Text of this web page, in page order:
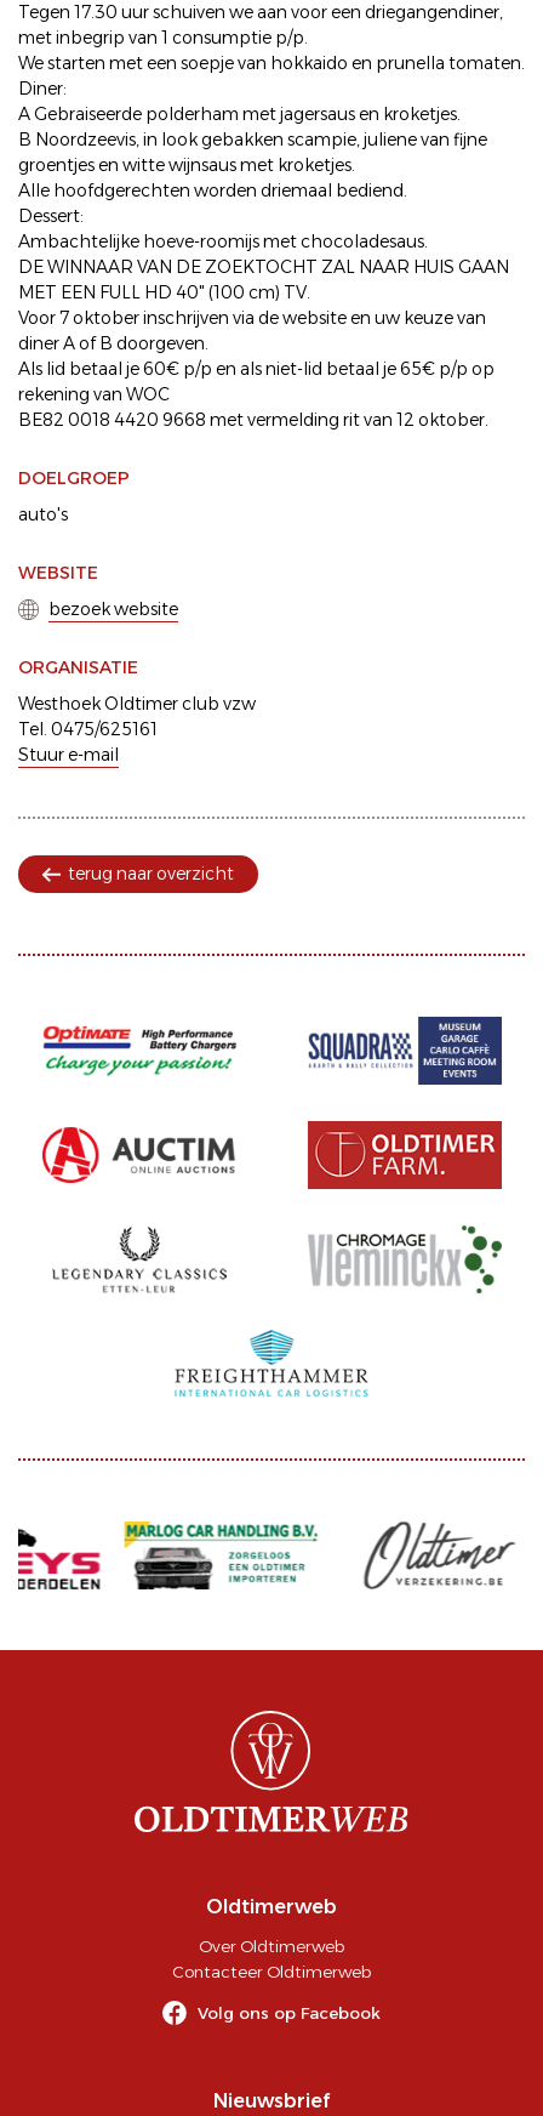
Tegen 17.30 uur schuiven we aan voor een driegangendiner,
met inbegrip van 1 consumptie p/p.
We starten met een soepje van hokkaido en prunella tomaten.
Diner:
A Gebraiseerde polderham met jagersaus en kroketjes.
B Noordzeevis, in look gebakken scampie, juliene van fijne
groentjes en witte wijnsaus met kroketjes.
Alle hoofdgerechten worden driemaal bediend.
Dessert:
Ambachtelijke hoeve-roomijs met chocoladesaus.
DE WINNAAR VAN DE ZOEKTOCHT ZAL NAAR HUIS GAAN
MET EEN FULL HD 40" (100 cm) TV.
Voor 7 oktober inschrijven via de website en uw keuze van
diner A of B doorgeven.
Als lid betaal je 60€ p/p en als niet-lid betaal je 65€ p/p op
rekening van WOC
BE82 0018 4420 9668 met vermelding rit van 12 oktober.
DOELGROEP
auto's
WEBSITE
bezoek website
ORGANISATIE
Westhoek Oldtimer club vzw
Tel. 0475/625161
Stuur e-mail
terug naar overzicht
Oldtimerweb
Over Oldtimerweb
Contacteer Oldtimerweb
Volg ons op Facebook
Nieuwsbrief